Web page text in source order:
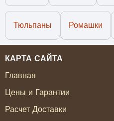
Тюльпаны Ромашки
КАРТА САЙТА
Главная
Цены и Гарантии
Расчет Доставки